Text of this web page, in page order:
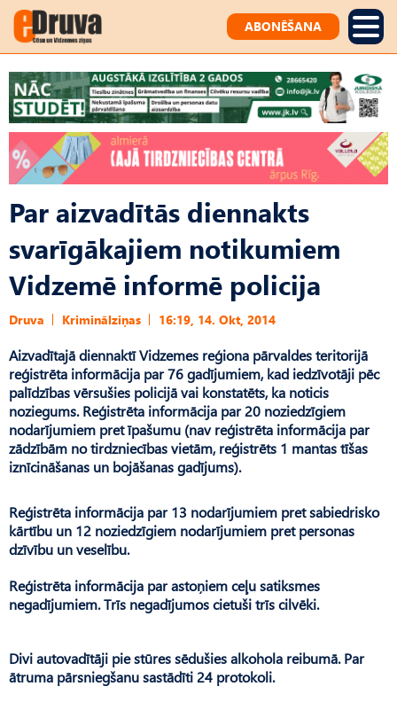
ABONĒŠANA
Par aizvadītās diennakts
svarīgākajiem notikumiem
Vidzemē informē policija
Druva Kriminālziņas 16:19, 14. Okt, 2014
Aizvadītajā diennaktī Vidzemes reģiona pārvaldes teritorijā
reģistrēta informācija par 76 gadījumiem, kad iedzīvotāji pēc
palīdzības vērsušies policijā vai konstatēts, ka noticis
noziegums. Reģistrēta informācija par 20 noziedzīgiem
nodarījumiem pret īpašumu (nav reģistrēta informācija par
zādzībām no tirdzniecības vietām, reģistrēts 1 mantas tīšas
iznīcināšanas un bojāšanas gadījums).
Reģistrēta informācija par 13 nodarījumiem pret sabiedrisko
kārtību un 12 noziedzīgiem nodarījumiem pret personas
dzīvību un veselību.
Reģistrēta informācija par astoņiem ceļu satiksmes
negadījumiem. Trīs negadījumos cietuši trīs cilvēki.
Divi autovadītāji pie stūres sēdušies alkohola reibumā. Par
ātruma pārsniegšanu sastādīti 24 protokoli.